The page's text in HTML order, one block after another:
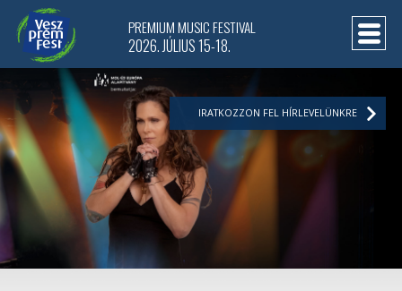
PREMIUM MUSIC FESTIVAL
2026. JÚLIUS 15-18.
IRATKOZZON FEL HÍRLEVELÜNKRE